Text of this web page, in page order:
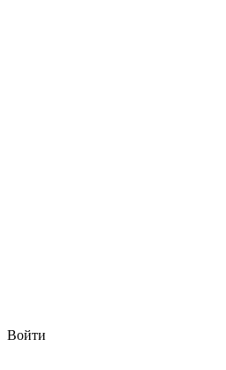
Войти